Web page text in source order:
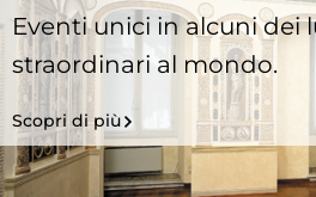
Eventi unici in alcuni dei
straordinari al mondo.
Scopri di più